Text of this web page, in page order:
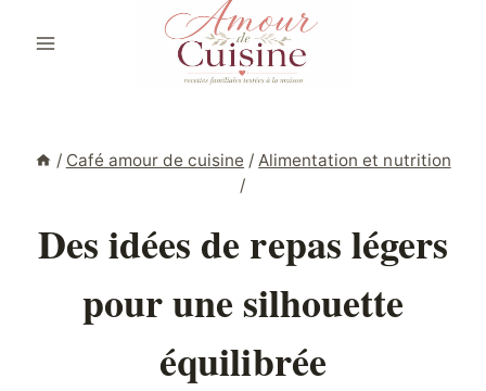
/ Café amour de cuisine / Alimentation et nutrition
/
Des idées de repas légers
pour une silhouette
équilibrée